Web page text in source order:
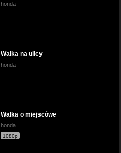
honda
Walka na ulicy
honda
Walka o miejscówe
honda
1080p